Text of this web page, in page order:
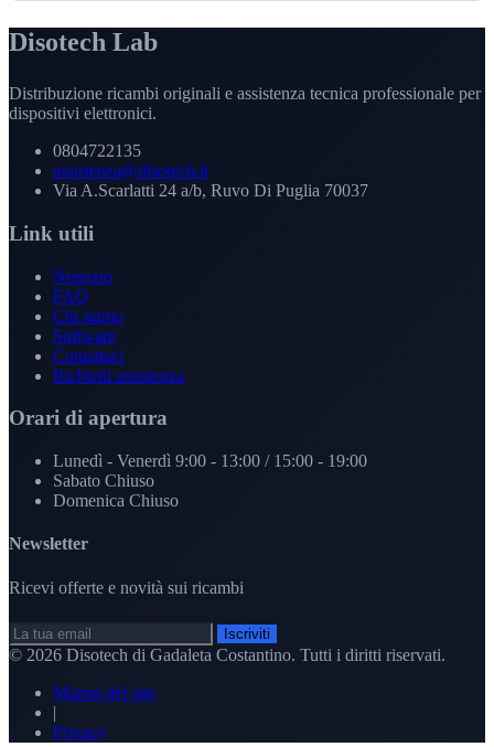
Disotech Lab
Distribuzione ricambi originali e assistenza tecnica professionale per
dispositivi elettronici.
0804722135
assistenza@disotech.it
Via A.Scarlatti 24 a/b, Ruvo Di Puglia 70037
Link utili
Negozio
FAQ
Chi siamo
Software
Contattaci
Richiedi assistenza
Orari di apertura
Lunedì - Venerdì 9:00 - 13:00 / 15:00 - 19:00
Sabato Chiuso
Domenica Chiuso
Newsletter
Ricevi offerte e novità sui ricambi
Iscriviti
© 2026 Disotech di Gadaleta Costantino. Tutti i diritti riservati.
Mappa del sito
|
Privacy